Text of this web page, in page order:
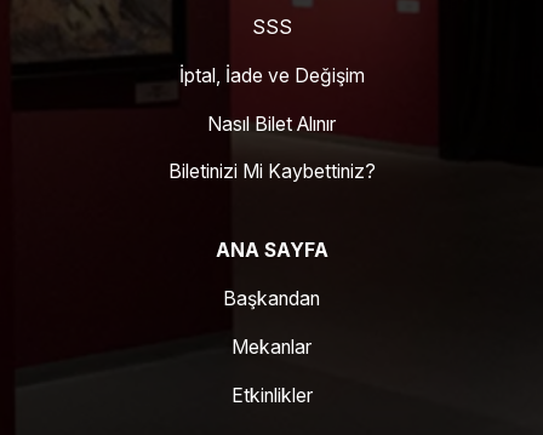
SSS
İptal, İade ve Değişim
Nasıl Bilet Alınır
Biletinizi Mi Kaybettiniz?
ANA SAYFA
Başkandan
Mekanlar
Etkinlikler